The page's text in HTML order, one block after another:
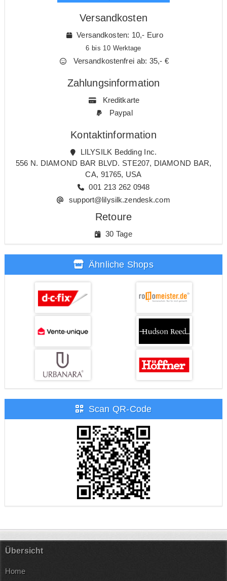
Versandkosten
Versandkosten: 10,- Euro
6 bis 10 Werktage
Versandkostenfrei ab: 35,- €
Zahlungsinformation
Kreditkarte
Paypal
Kontaktinformation
LILYSILK Bedding Inc.
556 N. DIAMOND BAR BLVD. STE207, DIAMOND BAR,
CA, 91765, USA
001 213 262 0948
support@lilysilk.zendesk.com
Retoure
30 Tage
Ähnliche Shops
Scan QR-Code
Übersicht
Home